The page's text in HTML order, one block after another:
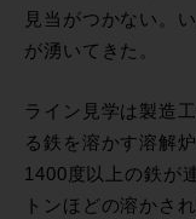
見当がつかない。
が湧いてきた。
ライン見学は製造
る鉄を溶かす溶解
1400度以上の鉄が
トンほどの溶かさ